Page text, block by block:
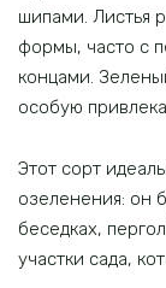
шипами. Листья
формы, часто с
концами.
особую
Этот сорт
озеленения: он
беседках,
участки сада,